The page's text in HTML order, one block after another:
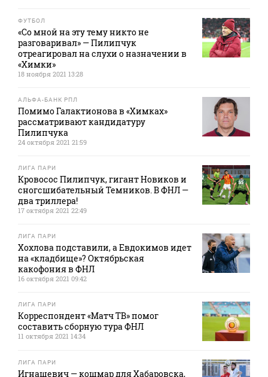
ФУТБОЛ
«Со мной на эту тему никто не
разговаривал» — Пилипчук
отреагировал на слухи о назначении в
«Химки»
18 ноября 2021 13:28
АЛЬФА-БАНК РПЛ
Помимо Галактионова в «Химках»
рассматривают кандидатуру
Пилипчука
24 октября 2021 21:59
ЛИГА ПАРИ
Кровосос Пилипчук, гигант Новиков и
сногсшибательный Темников. В ФНЛ —
два триллера!
17 октября 2021 22:49
ЛИГА ПАРИ
Хохлова подставили, а Евдокимов идет
на «кладбище»? Октябрьская
какофония в ФНЛ
16 октября 2021 09:42
ЛИГА ПАРИ
Корреспондент «Матч ТВ» помог
составить сборную тура ФНЛ
11 октября 2021 14:34
ЛИГА ПАРИ
Игнашевич — кошмар для Хабаровска,